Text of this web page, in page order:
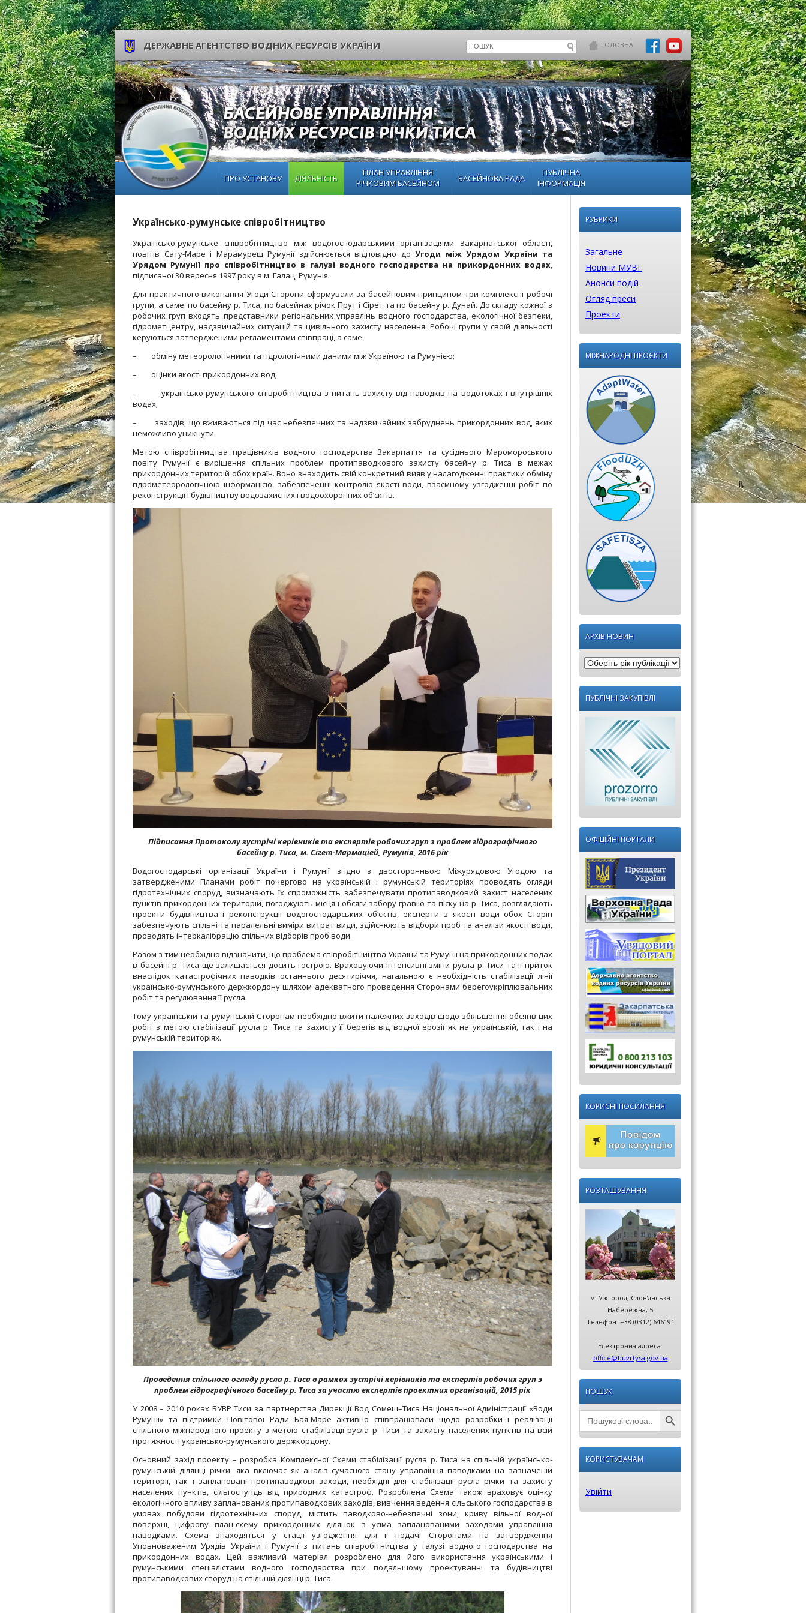
ДЕРЖАВНЕ АГЕНТСТВО ВОДНИХ РЕСУРСІВ УКРАЇНИ ГОЛОВНА
ПРО УСТАНОВУ ДІЯЛЬНІСТЬ
ПЛАН УПРАВЛІННЯ
РІЧКОВИМ БАСЕЙНОМ
БАСЕЙНОВА РАДА
ПУБЛІЧНА
ІНФОРМАЦІЯ
Українсько-румунське співробітництво
Українсько-румунське співробітництво між водогосподарськими організаціями Закарпатської області,
повітів Сату-Маре і Марамуреш Румунії здійснюється відповідно до Угоди між Урядом України та
Урядом Румунії про співробітництво в галузі водного господарства на прикордонних водах,
підписаної 30 вересня 1997 року в м. Галац, Румунія.
Для практичного виконання Угоди Сторони сформували за басейновим принципом три комплексні робочі
групи, а саме: по басейну р. Тиса, по басейнах річок Прут і Сірет та по басейну р. Дунай. До складу кожної з
робочих груп входять представники регіональних управлінь водного господарства, екологічної безпеки,
гідрометцентру, надзвичайних ситуацій та цивільного захисту населення. Робочі групи у своїй діяльності
керуються затвердженими регламентами співпраці, а саме:
– обміну метеорологічними та гідрологічними даними між Україною та Румунією;
– оцінки якості прикордонних вод;
– українсько-румунського співробітництва з питань захисту від паводків на водотоках і внутрішніх
водах;
– заходів, що вживаються під час небезпечних та надзвичайних забруднень прикордонних вод, яких
неможливо уникнути.
Метою співробітництва працівників водного господарства Закарпаття та сусіднього Маромороського
повіту Румунії є вирішення спільних проблем протипаводкового захисту басейну р. Тиса в межах
прикордонних територій обох країн. Воно знаходить свій конкретний вияв y налагодженні практики обміну
гідрометеорологічною інформацією, забезпеченні контролю якості води, взаємному узгодженні робіт по
реконструкції і будівництву водозахисних і водоохоронних об’єктів.
Підписання Протоколу зустрічі керівників та експертів робочих груп з проблем гідрографічного
басейну р. Тиса, м. Сігет-Мармаціей, Румунія, 2016рік
Водогосподарські організації України і Румунії згідно з двосторонньою Міжурядовою Угодою та
затвердженими Планами робіт почергово на українській і румунській територіях проводять огляди
гідротехнічних споруд, визначають їх спроможність забезпечувати протипаводковий захист населених
пунктів прикордонних територій, погоджують місця і обсяги забору гравію та піску на р. Тиса, розглядають
проекти будівництва і реконструкції водогосподарських об‘єктів, експерти з якості води обох Сторін
забезпечують спільні та паралельні виміри витрат види, здійснюють відбори проб та аналізи якості води,
проводять інтеркалібрацію спільних відборів проб води.
Разом з тим необхідно відзначити, що проблема співробітництва України та Румунії на прикордонних водах
в басейні р. Тиса ще залишається досить гострою. Враховуючи інтенсивні зміни русла р. Тиси та її приток
внаслідок катастрофічних паводків останнього десятиріччя, нагальною є необхідність стабілізації лінії
українсько-румунського держкордону шляхом адекватного проведення Сторонами берегоукріплювальних
робіт та регулювання її русла.
Тому українській та румунській Сторонам необхідно вжити належних заходів щодо збільшення обсягів цих
робіт з метою стабілізації русла р. Тиса та захисту її берегів від водної ерозії як на українській, так і на
румунській територіях.
Проведення спільного огляду русла р. Тиса в рамках зустрічі керівників та експертів робочих груп з
проблем гідрографічного басейну р. Тиса за участю експертів проектних організацій, 2015 рік
У 2008 – 2010 роках БУВР Тиси за партнерства Дирекції Вод Сомеш–Тиса Національної Адміністрації «Води
Румунії» та підтримки Повітової Ради Бая-Маре активно співпрацювали щодо розробки і реалізації
спільного міжнародного проекту з метою стабілізації русла р. Тиси та захисту населених пунктів на всій
протяжності українсько-румунського держкордону.
Основний захід проекту – розробка Комплексної Схеми стабілізації русла р. Тиса на спільній українсько-
румунській ділянці річки, яка включає як аналіз сучасного стану управління паводками на зазначеній
території, так і заплановані протипаводкові заходи, необхідні для стабілізації русла річки та захисту
населених пунктів, сільгоспугідь від природних катастроф. Розроблена Схема також враховує оцінку
екологічного впливу запланованих протипаводкових заходів, вивчення ведення сільського господарства в
умовах побудови гідротехнічних споруд, містить паводково-небезпечні зони, криву вільної водної
поверхні, цифрову план-схему прикордонних ділянок з усіма запланованими заходами управління
паводками. Схема знаходяться у стації узгодження для її подачі Сторонами на затвердження
Уповноваженим Урядів України і Румунії з питань співробітництва у галузі водного господарства на
прикордонних водах. Цей важливий матеріал розроблено для його використання українськими і
румунськими спеціалістами водного господарства при подальшому проектуванні та будівництві
протипаводкових споруд на спільній ділянці р. Тиса.
РУБРИКИ
Загальне
Новини МУВГ
Анонси подій
Огляд преси
Проекти
МІЖНАРОДНІ ПРОЄКТИ
АРХІВ НОВИН
Оберіть
рік
публікації:
ПУБЛІЧНІ ЗАКУПІВЛІ
ОФІЦІЙНІ ПОРТАЛИ
КОРИСНІ ПОСИЛАННЯ
РОЗТАШУВАННЯ
м. Ужгород, Слов'янська
Набережна, 5
Телефон: +38 (0312) 646191
Електронна адреса:
office@buvrtysa.gov.ua
ПОШУК
Search
for:
Search Button
КОРИСТУВАЧАМ
Увійти